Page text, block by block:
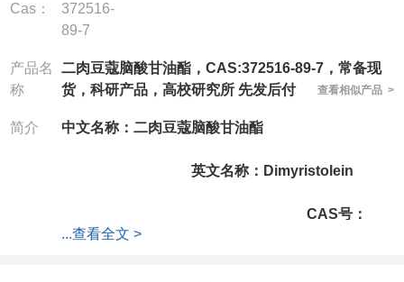
Cas：
372516-
89-7
产品名
称
二肉豆蔻脑酸甘油酯，CAS:372516-89-7，常备现
货，科研产品，高校研究所 先发后付
查看相似产品 >
简介 中文名称：二肉豆蔻脑酸甘油酯
英文名称：Dimyristolein
CAS号：
372516-89-7
...查看全文 >